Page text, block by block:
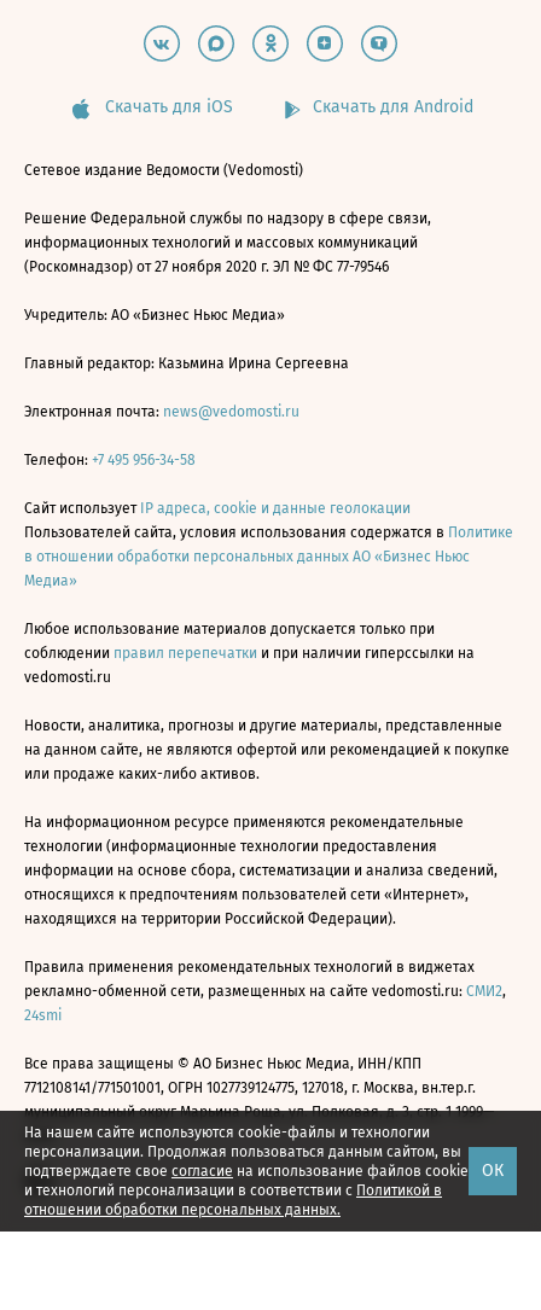
На нашем сайте используются cookie-файлы и технологии
персонализации. Продолжая пользоваться данным сайтом, вы
подтверждаете свое согласие на использование файлов cookie
и технологий персонализации в соответствии с Политикой в
отношении обработки персональных данных.
ОК
Скачать для iOS Скачать для Android
Сетевое издание Ведомости (Vedomosti)
Решение Федеральной службы по надзору в сфере связи,
информационных технологий и массовых коммуникаций
(Роскомнадзор) от 27 ноября 2020 г. ЭЛ № ФС 77-79546
Учредитель: АО «Бизнес Ньюс Медиа»
Главный редактор: Казьмина Ирина Сергеевна
Электронная почта: news@vedomosti.ru
Телефон: +7 495 956-34-58
Сайт использует IP адреса, cookie и данные геолокации
Пользователей сайта, условия использования содержатся в Политике
в отношении обработки персональных данных АО «Бизнес Ньюс
Медиа»
Любое использование материалов допускается только при
соблюдении правил перепечатки и при наличии гиперссылки на
vedomosti.ru
Новости, аналитика, прогнозы и другие материалы, представленные
на данном сайте, не являются офертой или рекомендацией к покупке
или продаже каких-либо активов.
На информационном ресурсе применяются рекомендательные
технологии (информационные технологии предоставления
информации на основе сбора, систематизации и анализа сведений,
относящихся к предпочтениям пользователей сети «Интернет»,
находящихся на территории Российской Федерации).
Правила применения рекомендательных технологий в виджетах
рекламно-обменной сети, размещенных на сайте vedomosti.ru: СМИ2,
24smi
Все права защищены © АО Бизнес Ньюс Медиа, ИНН/КПП
7712108141/771501001, ОГРН 1027739124775, 127018, г. Москва, вн.тер.г.
муниципальный округ Марьина Роща, ул. Полковая, д. 3, стр. 1 1999—
2026